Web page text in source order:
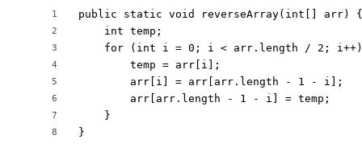
1
2
3
4
5
6
7
8
public static void reverseArray(int[] arr) {
    int temp;
for (int i = 0; i < arr.length / 2;
        temp = arr[i];
        arr[i] = arr[arr.length - 1 - i];
        arr[arr.length - 1 - i] = temp;
    }
}